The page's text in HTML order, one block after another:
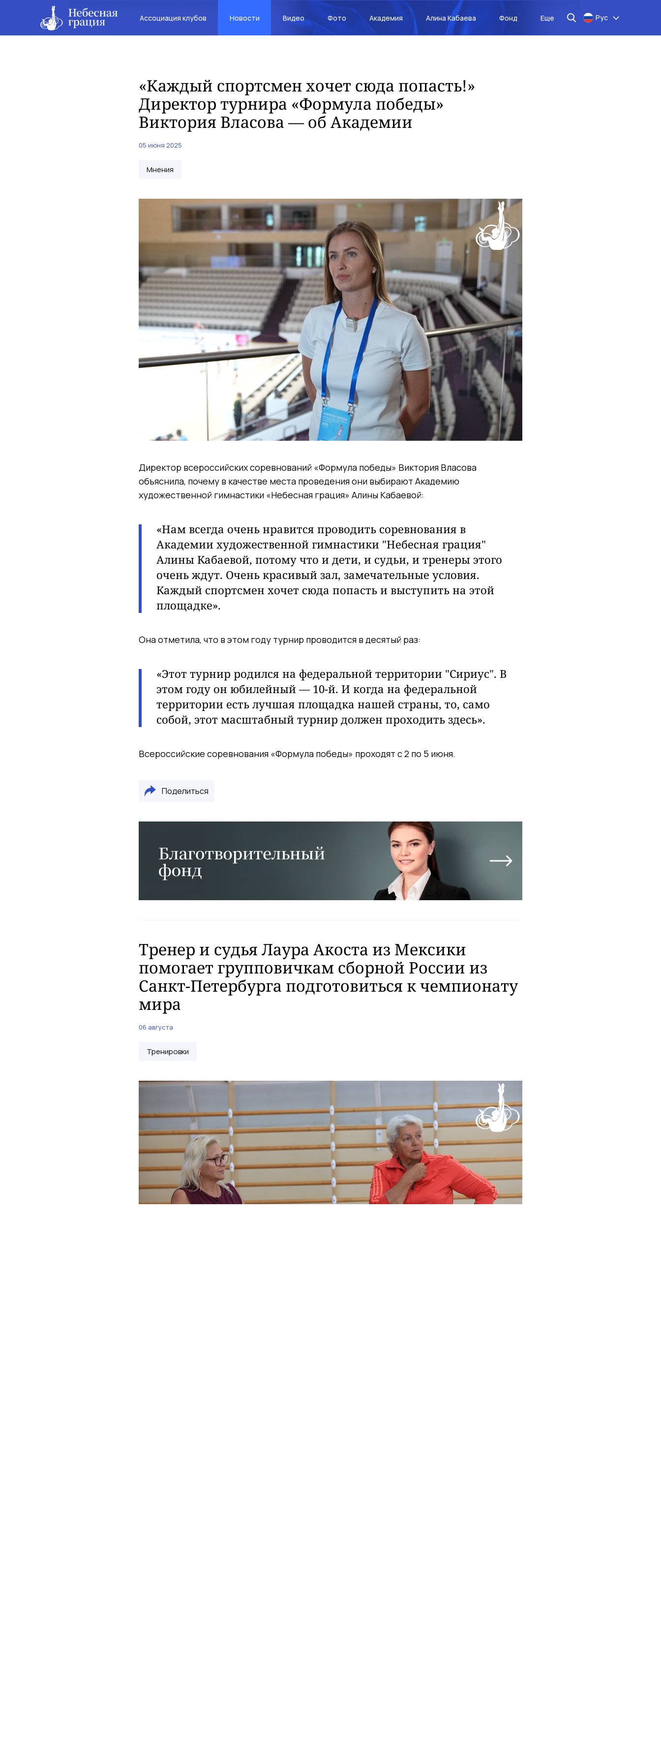
Ассоциация клубов Новости Видео Фото Академия Алина Кабаева Фонд Еще Рус
«Каждый спортсмен хочет сюда попасть!»
Директор турнира «Формула победы»
Виктория Власова — об Академии
05 июня 2025
Мнения
Директор всероссийских соревнований «Формула победы» Виктория Власова
объяснила, почему в качестве места проведения они выбирают Академию
художественной гимнастики «Небесная грация» Алины Кабаевой:
«Нам всегда очень нравится проводить соревнования в
Академии художественной гимнастики "Небесная грация"
Алины Кабаевой, потому что и дети, и судьи, и тренеры этого
очень ждут. Очень красивый зал, замечательные условия.
Каждый спортсмен хочет сюда попасть и выступить на этой
площадке».
Она отметила, что в этом году турнир проводится в десятый раз:
«Этот турнир родился на федеральной территории "Сириус". В
этом году он юбилейный — 10-й. И когда на федеральной
территории есть лучшая площадка нашей страны, то, само
собой, этот масштабный турнир должен проходить здесь».
Всероссийские соревнования «Формула победы» проходят с 2 по 5 июня.
Поделиться
Тренер и судья Лаура Акоста из Мексики
помогает групповичкам сборной России из
Санкт-Петербурга подготовиться к чемпионату
мира
06 августа
Тренировки